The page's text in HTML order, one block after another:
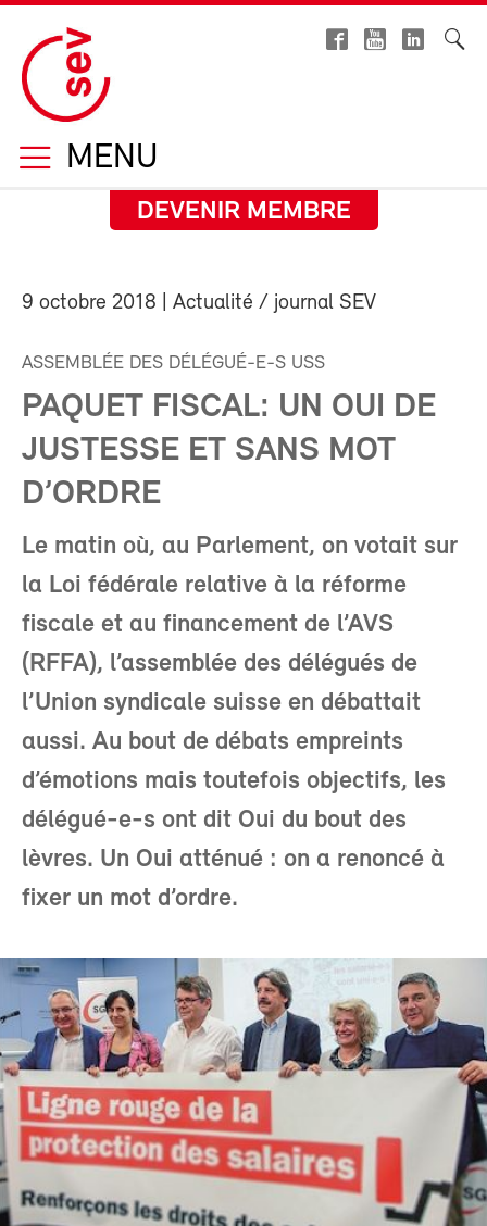
MENU
DEVENIR MEMBRE
9 octobre 2018 | Actualité / journal SEV
ASSEMBLÉE DES DÉLÉGUÉ-E-S USS
PAQUET FISCAL: UN OUI DE
JUSTESSE ET SANS MOT
D’ORDRE
Le matin où, au Parlement, on votait sur
la Loi fédérale relative à la réforme
fiscale et au financement de l’AVS
(RFFA), l’assemblée des délégués de
l’Union syndicale suisse en débattait
aussi. Au bout de débats empreints
d’émotions mais toutefois objectifs, les
délégué-e-s ont dit Oui du bout des
lèvres. Un Oui atténué : on a renoncé à
fixer un mot d’ordre.